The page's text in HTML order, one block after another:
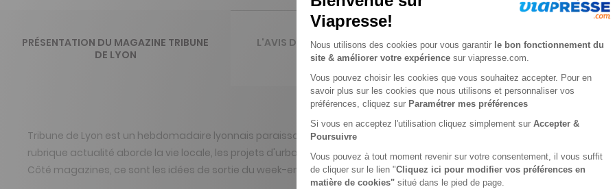
PRÉSENTATION DU MAGAZINE TRIBUNE
DE LYON
Tribune de Lyon est un hebdomadaire lyonnais paraissant le jeudi. Sa ligne éditoriale s'articule autour de quatre
rubrique actualité aborde la vie locale, les projets d'urbanisme, la vie des entreprises et des commerces, ainsi que les
Côté magazines, ce sont les idées de sortie du week-end, les films à l'affiche, et les endroits à découvrir, sans oublier
L'AVIS DE VIAPRESSE SUR TRIBUNE DE
LYON
ANCIENS NUMÉROS DE